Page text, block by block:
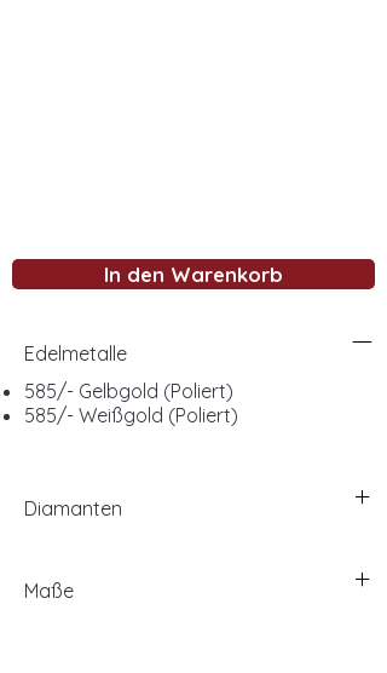
In den Warenkorb
Edelmetalle
585/- Gelbgold (Poliert)
585/- Weißgold (Poliert)
Diamanten
Maße